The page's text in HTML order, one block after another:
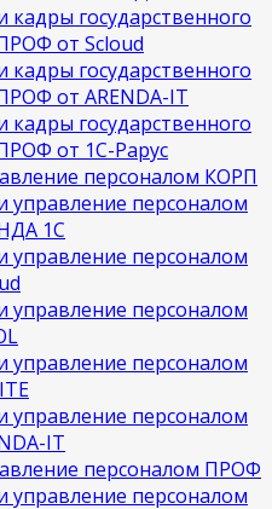
кадры государственного
от Scloud
кадры государственного
от ARENDA-IT
кадры государственного
от 1С-Рарус
персоналом КОРП
управление персоналом
1С
управление персоналом
управление персоналом
управление персоналом
управление персоналом
IT
персоналом ПРОФ
управление персоналом